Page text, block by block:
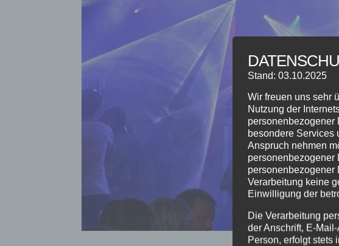
Stand: 03.10.2025
Wir freuen uns sehr
Nutzung der
personenbezogener
besondere Services
Anspruch nehmen
personenbezogener
personenbezogener
Verarbeitung keine
Einwilligung der
Die Verarbeitung
der Anschrift, E-
Person, erfolgt stets